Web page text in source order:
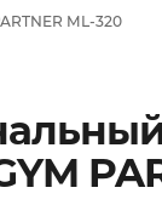
ML-320